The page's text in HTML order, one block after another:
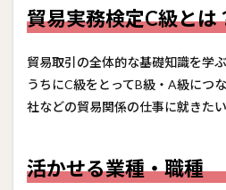
検定
C級
は？
2
活か
職種
貿易実務検定C級とは
貿易取引の全体的な基礎知識を学
うちにC級をとってB級・A級につ
社などの貿易関係の仕事に就きた
活かせる業種・職種